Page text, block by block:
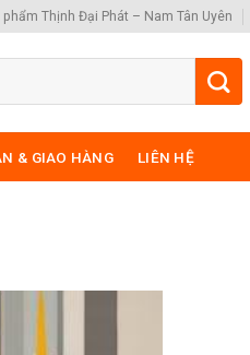
Thịnh Đại Phát – Nam Tân Uyên
& GIAO HÀNG LIÊN HỆ